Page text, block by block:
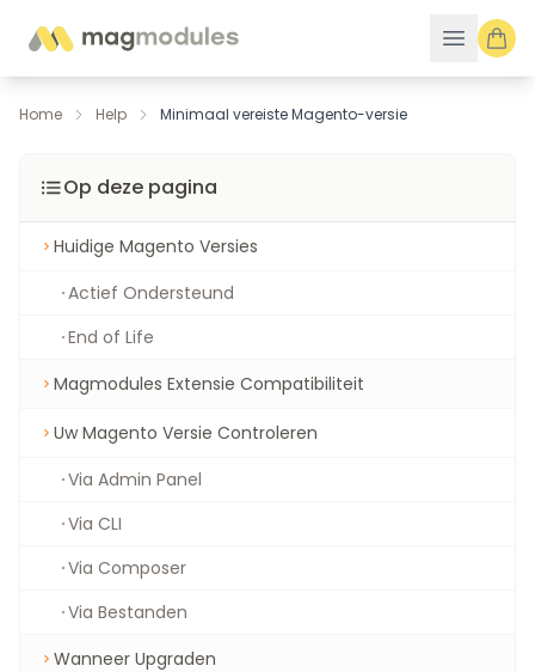
Home Help Minimaal vereiste Magento-versie
Op deze pagina
Huidige Magento Versies
Actief Ondersteund
End of Life
Magmodules Extensie Compatibiliteit
Uw Magento Versie Controleren
Via Admin Panel
Via CLI
Via Composer
Via Bestanden
Wanneer Upgraden